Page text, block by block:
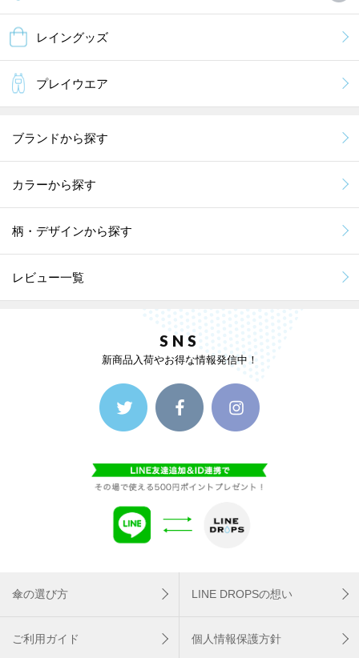
レイングッズ
プレイウエア
ブランドから探す
カラーから探す
柄・デザインから探す
レビュー一覧
SNS
新商品入荷やお得な情報発信中！
傘の選び方 LINE DROPSの想い
ご利用ガイド 個人情報保護方針